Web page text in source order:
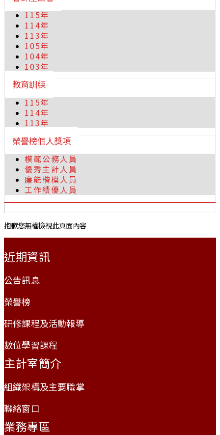
115年
114年
113年
105年
104年
103年
教育訓練
115年
114年
113年
榮譽榜個人獎項
模範公務人員
優秀主計人員
廉能楷模人員
工作績優人員
抱歉您無權檢視此頁面內容
近期資訊
公告訊息
榮譽榜
研修課程及活動報導
數位學習課程
主計室簡介
組織架構及主要職掌
聯絡窗口
業務專區